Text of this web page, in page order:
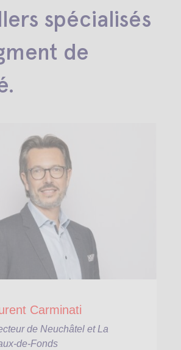
spécialisés
de
Carminati
de Neuchâtel et La
de-Fonds